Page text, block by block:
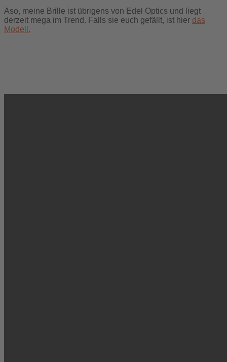
Aso, meine Brille ist übrigens von Edel Optics und liegt
derzeit mega im Trend. Falls sie euch gefällt, ist hier das
Modell.